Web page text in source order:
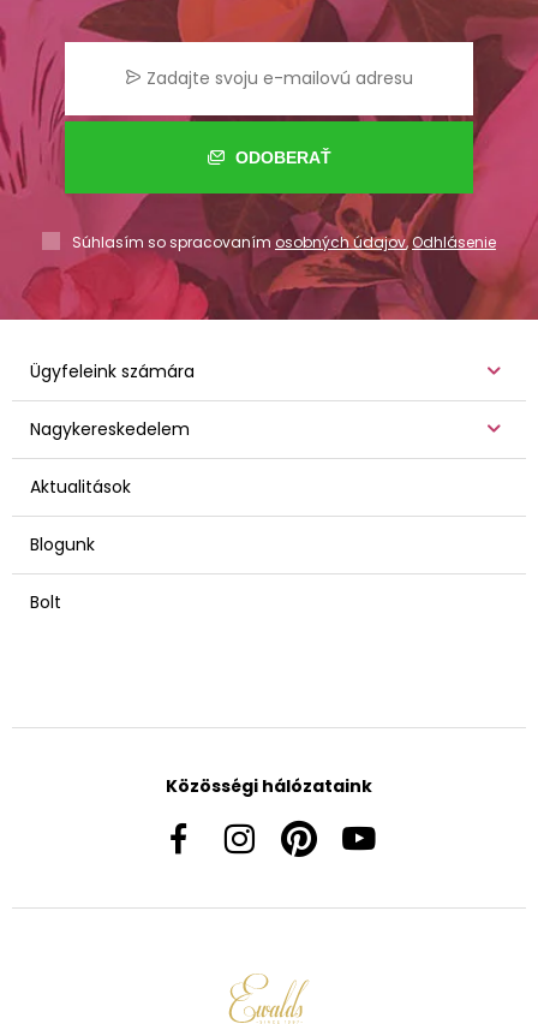
ODOBERAŤ
Súhlasím so spracovaním osobných údajov,Odhlásenie
Ügyfeleink számára
Nagykereskedelem
Aktualitások
Blogunk
Bolt
Közösségi hálózataink